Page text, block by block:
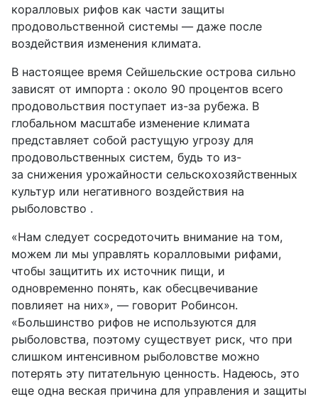
коралловых рифов как части защиты
продовольственной системы — даже после
воздействия изменения климата.
В настоящее время Сейшельские острова сильно
зависят от импорта : около 90 процентов всего
продовольствия поступает из-за рубежа. В
глобальном масштабе изменение климата
представляет собой растущую угрозу для
продовольственных систем, будь то из-
за снижения урожайности сельскохозяйственных
культур или негативного воздействия на
рыболовство .
«Нам следует сосредоточить внимание на том,
можем ли мы управлять коралловыми рифами,
чтобы защитить их источник пищи, и
одновременно понять, как обесцвечивание
повлияет на них», — говорит Робинсон.
«Большинство рифов не используются для
рыболовства, поэтому существует риск, что при
слишком интенсивном рыболовстве можно
потерять эту питательную ценность. Надеюсь, это
еще одна веская причина для управления и защиты